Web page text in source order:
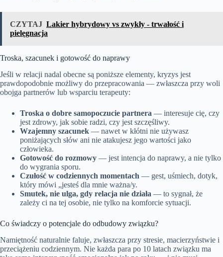
CZYTAJ Lakier hybrydowy vs zwykły - trwałość i
pielęgnacja
Troska, szacunek i gotowość do naprawy
Jeśli w relacji nadal obecne są poniższe elementy, kryzys jest
prawdopodobnie możliwy do przepracowania — zwłaszcza przy woli
obojga partnerów lub wsparciu terapeuty:
Troska o dobre samopoczucie partnera — interesuje cię, czy
jest zdrowy, jak sobie radzi, czy jest szczęśliwy.
Wzajemny szacunek — nawet w kłótni nie używasz
poniżających słów ani nie atakujesz jego wartości jako
człowieka.
Gotowość do rozmowy — jest intencja do naprawy, a nie tylko
do wygrania sporu.
Czułość w codziennych momentach — gest, uśmiech, dotyk,
który mówi „jesteś dla mnie ważna/y.
Smutek, nie ulga, gdy relacja nie działa — to sygnał, że
zależy ci na tej osobie, nie tylko na komforcie sytuacji.
Co świadczy o potencjale do odbudowy związku?
Namiętność naturalnie faluje, zwłaszcza przy stresie, macierzyństwie i
przeciążeniu codziennym. Nie każda para po 10 latach związku ma